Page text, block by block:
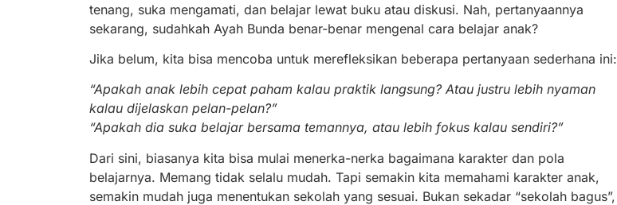
tenang, suka mengamati, dan belajar lewat buku atau diskusi. Nah, pertanyaannya
sekarang, sudahkah Ayah Bunda benar-benar mengenal cara belajar anak?
Jika belum, kita bisa mencoba untuk merefleksikan beberapa pertanyaan sederhana ini:
“Apakah anak lebih cepat paham kalau praktik langsung? Atau justru lebih nyaman
kalau dijelaskan pelan-pelan?”
“Apakah dia suka belajar bersama temannya, atau lebih fokus kalau sendiri?”
Dari sini, biasanya kita bisa mulai menerka-nerka bagaimana karakter dan pola
belajarnya. Memang tidak selalu mudah. Tapi semakin kita memahami karakter anak,
semakin mudah juga menentukan sekolah yang sesuai. Bukan sekadar “sekolah bagus”,